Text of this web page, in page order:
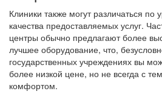
Клиники также могут различаться
качества предоставляемых услуг.
центры обычно предлагают более
лучшее оборудование, что,
государственных учреждениях вы
более низкой цене, но не всегда с
комфортом.